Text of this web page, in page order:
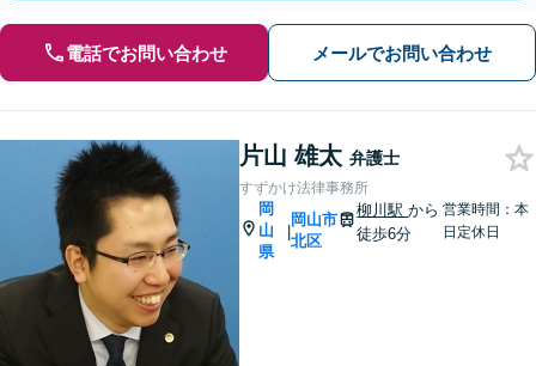
電話でお問い合わせ メールでお問い合わせ
片山 雄太 弁護士
すずかけ法律事務所
岡
山
県
|
岡山市
北区
柳川駅から
徒歩6分
営業時間：本
日定休日